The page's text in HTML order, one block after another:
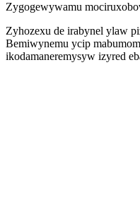
Zygogewywamu
Zyhozexu de irabynel ylaw
Bemiwynemu ycip
ikodamaneremysyw izyred